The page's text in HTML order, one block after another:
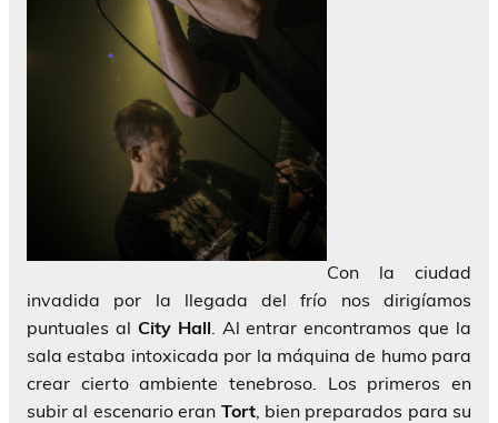
Con la ciudad
invadida por la llegada del frío nos dirigíamos
puntuales al City Hall . Al entrar encontramos que la
sala estaba intoxicada por la máquina de humo para
crear cierto ambiente tenebroso. Los primeros en
subir al escenario eran Tort, bien preparados para su